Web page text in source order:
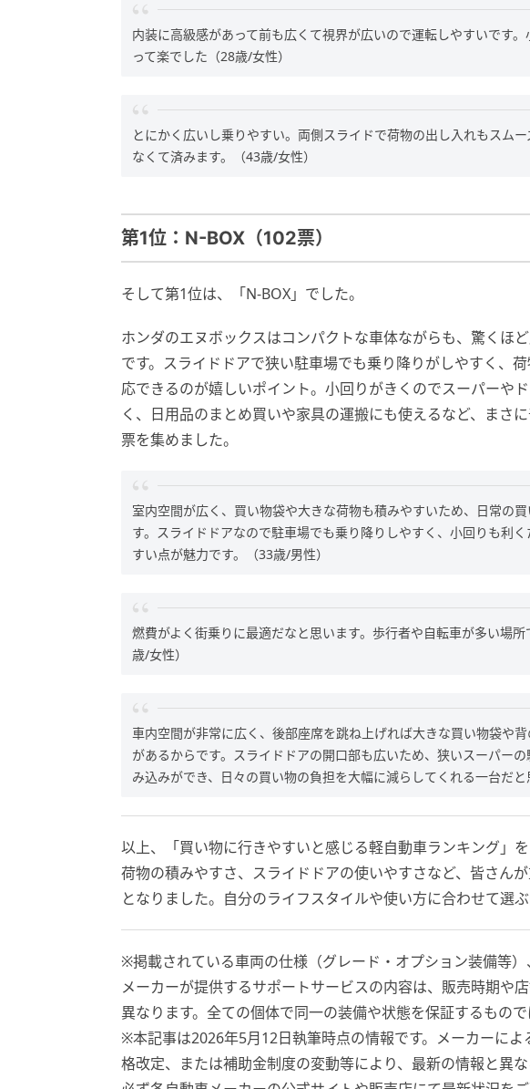
内装に高級感があって前も広くて視界が広いので運転しやすいです
って楽でした（28歳/女性）
とにかく広いし乗りやすい。両側スライドで荷物の出し入れもスム
なくて済みます。（43歳/女性）
第1位：N-BOX（102票）
そして第1位は、「N-BOX」でした。
ホンダのエヌボックスはコンパクトな車体ながらも、驚くほ
です。スライドドアで狭い駐車場でも乗り降りがしやすく、
応できるのが嬉しいポイント。小回りがきくのでスーパーや
く、日用品のまとめ買いや家具の運搬にも使えるなど、まさ
票を集めました。
室内空間が広く、買い物袋や大きな荷物も積みやすいため、日常の
す。スライドドアなので駐車場でも乗り降りしやすく、小回りも利
すい点が魅力です。（33歳/男性）
燃費がよく街乗りに最適だなと思います。歩行者や自転車が多い場
歳/女性）
車内空間が非常に広く、後部座席を跳ね上げれば大きな買い物袋や
があるからです。スライドドアの開口部も広いため、狭いスーパー
み込みができ、日々の買い物の負担を大幅に減らしてくれる一台だと
以上、「買い物に行きやすいと感じる軽自動車ランキング」
荷物の積みやすさ、スライドドアの使いやすさなど、皆さん
となりました。自分のライフスタイルや使い方に合わせて選
※掲載されている車両の仕様（グレード・オプション装備等
メーカーが提供するサポートサービスの内容は、販売時期や
異なります。全ての個体で同一の装備や状態を保証するもので
※本記事は2026年5月12日執筆時点の情報です。メーカーに
格改定、または補助金制度の変動等により、最新の情報と異な